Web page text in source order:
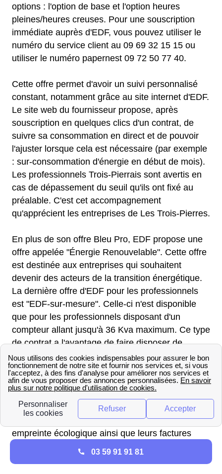
options : l'option de base et l'option heures
pleines/heures creuses. Pour une souscription
immédiate auprès d'EDF, vous pouvez utiliser le
numéro du service client au 09 69 32 15 15 ou
utiliser le numéro papernest 09 72 50 77 40.
Cette offre permet d'avoir un suivi personnalisé
constant, notamment grâce au site internet d'EDF.
Le site web du fournisseur propose, après
souscription en quelques clics d'un contrat, de
suivre sa consommation en direct et de pouvoir
l'ajuster lorsque cela est nécessaire (par exemple
: sur-consommation d'énergie en début de mois).
Les professionnels Trois-Pierrais sont avertis en
cas de dépassement du seuil qu'ils ont fixé au
préalable. C'est cet accompagnement
qu'apprécient les entreprises de Les Trois-Pierres.
En plus de son offre Bleu Pro, EDF propose une
offre appelée "Énergie Renouvelable". Cette offre
est destinée aux entreprises qui souhaitent
devenir des acteurs de la transition énergétique.
La dernière offre d'EDF pour les professionnels
est "EDF-sur-mesure". Celle-ci n'est disponible
que pour les professionnels disposant d'un
compteur allant jusqu'à 36 Kva maximum. Ce type
de contrat a l'avantage de faire disposer de
réductions ceux qui y ont souscrit en fonction de
la période de consommation.
Avec ces offres et ces outils en ligne, les
professionnels aux Trois-Pierres sont sûrs d'être
guidés et accompagnés pour réduire leur
empreinte écologique ainsi que leurs factures
03 59 91 91 81